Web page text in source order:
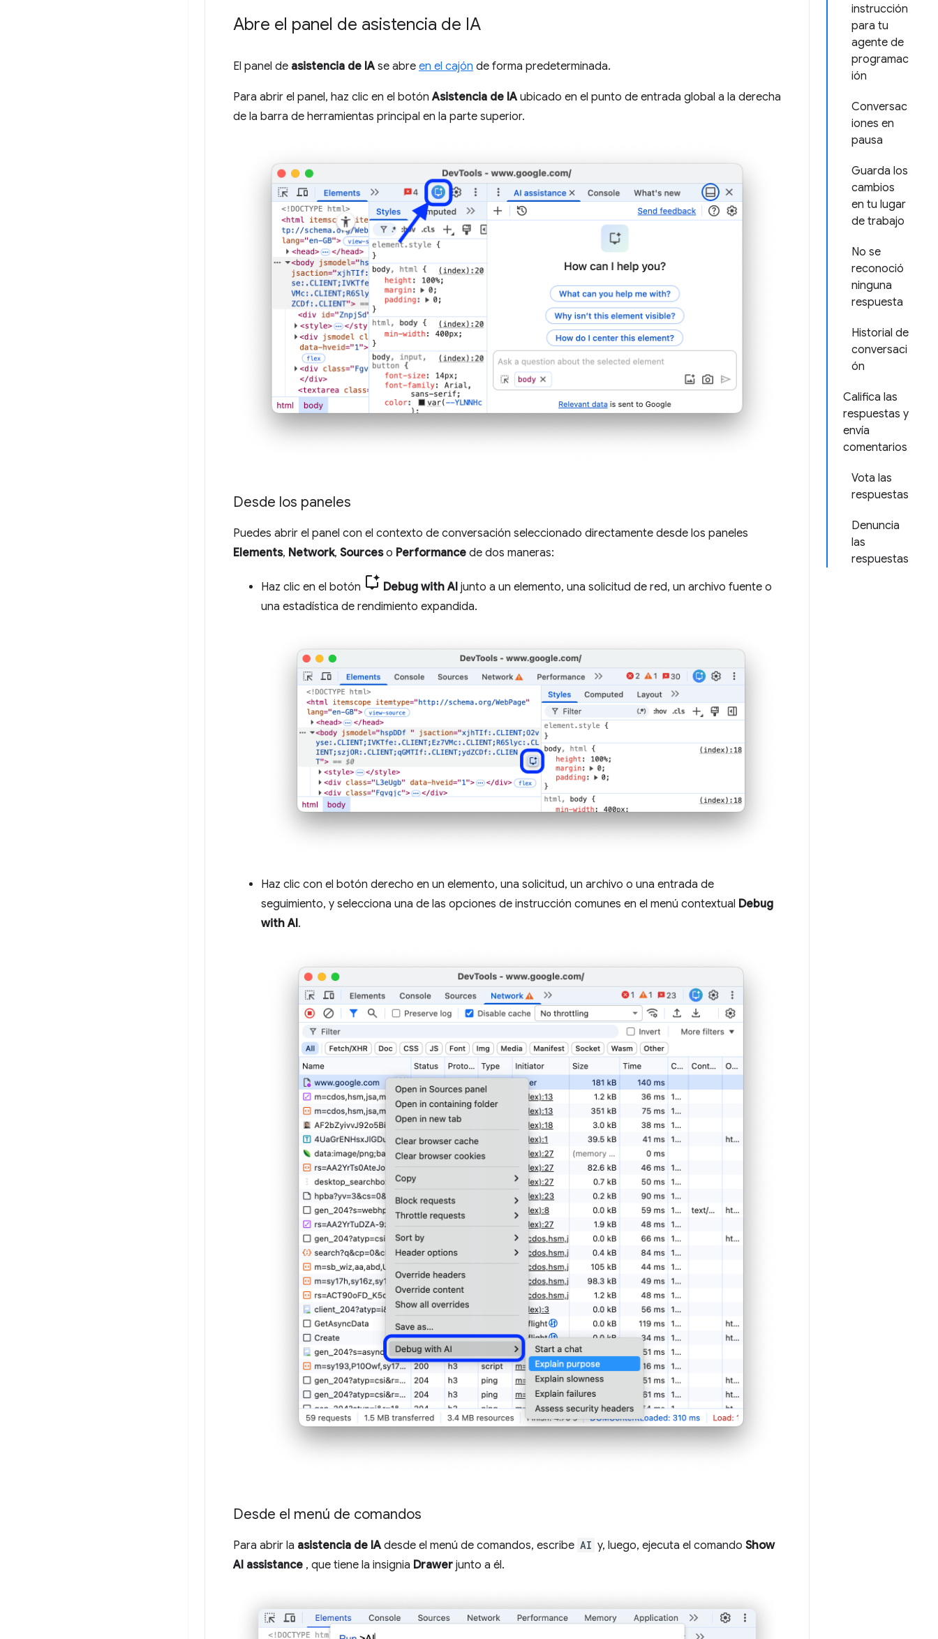
instrucción
para tu
agente de
programac
ión
Conversac
iones en
pausa
Guarda los
cambios
en tu lugar
de trabajo
No se
reconoció
ninguna
respuesta
Historial de
conversaci
ón
Califica las
respuestas y
envía
comentarios
Vota las
respuestas
Denuncia
las
respuestas
Abre el panel de asistencia de IA
El panel de asistencia de IA se abre en el cajón de forma predeterminada.
Para abrir el panel, haz clic en el botónAsistencia de IA ubicado en el punto de entrada global a la derecha
de la barra de herramientas principal en la parte superior.
Desde los paneles
Puedes abrir el panel con el contexto de conversación seleccionado directamente desde los paneles
Elements, Network, Sourceso Performance de dos maneras:
Haz clic en el botón Debug with AI junto a un elemento, una solicitud de red, un archivo fuente o
una estadística de rendimiento expandida.
Haz clic con el botón derecho en un elemento, una solicitud, un archivo o una entrada de
seguimiento, y selecciona una de las opciones de instrucción comunes en el menú contextual Debug
with AI.
Desde el menú de comandos
Para abrir la asistencia de IA desde el menú de comandos, escribe AI y, luego, ejecuta el comando Show
AI assistance , que tiene la insignia Drawer junto a él.